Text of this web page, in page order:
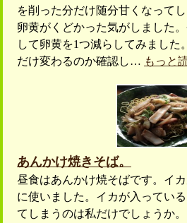
を削った分だけ随分甘くなって
卵黄がくどかった気がしました
して卵黄を1つ減らしてみました
だけ変わるのか確認し… もっと
あんかけ焼きそば。
昼食はあんかけ焼そばです。イ
に使いました。イカが入ってい
てしまうのは私だけでしょうか